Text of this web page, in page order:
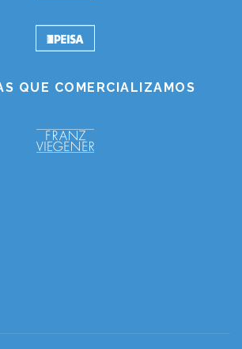
QUE COMERCIALIZAMOS